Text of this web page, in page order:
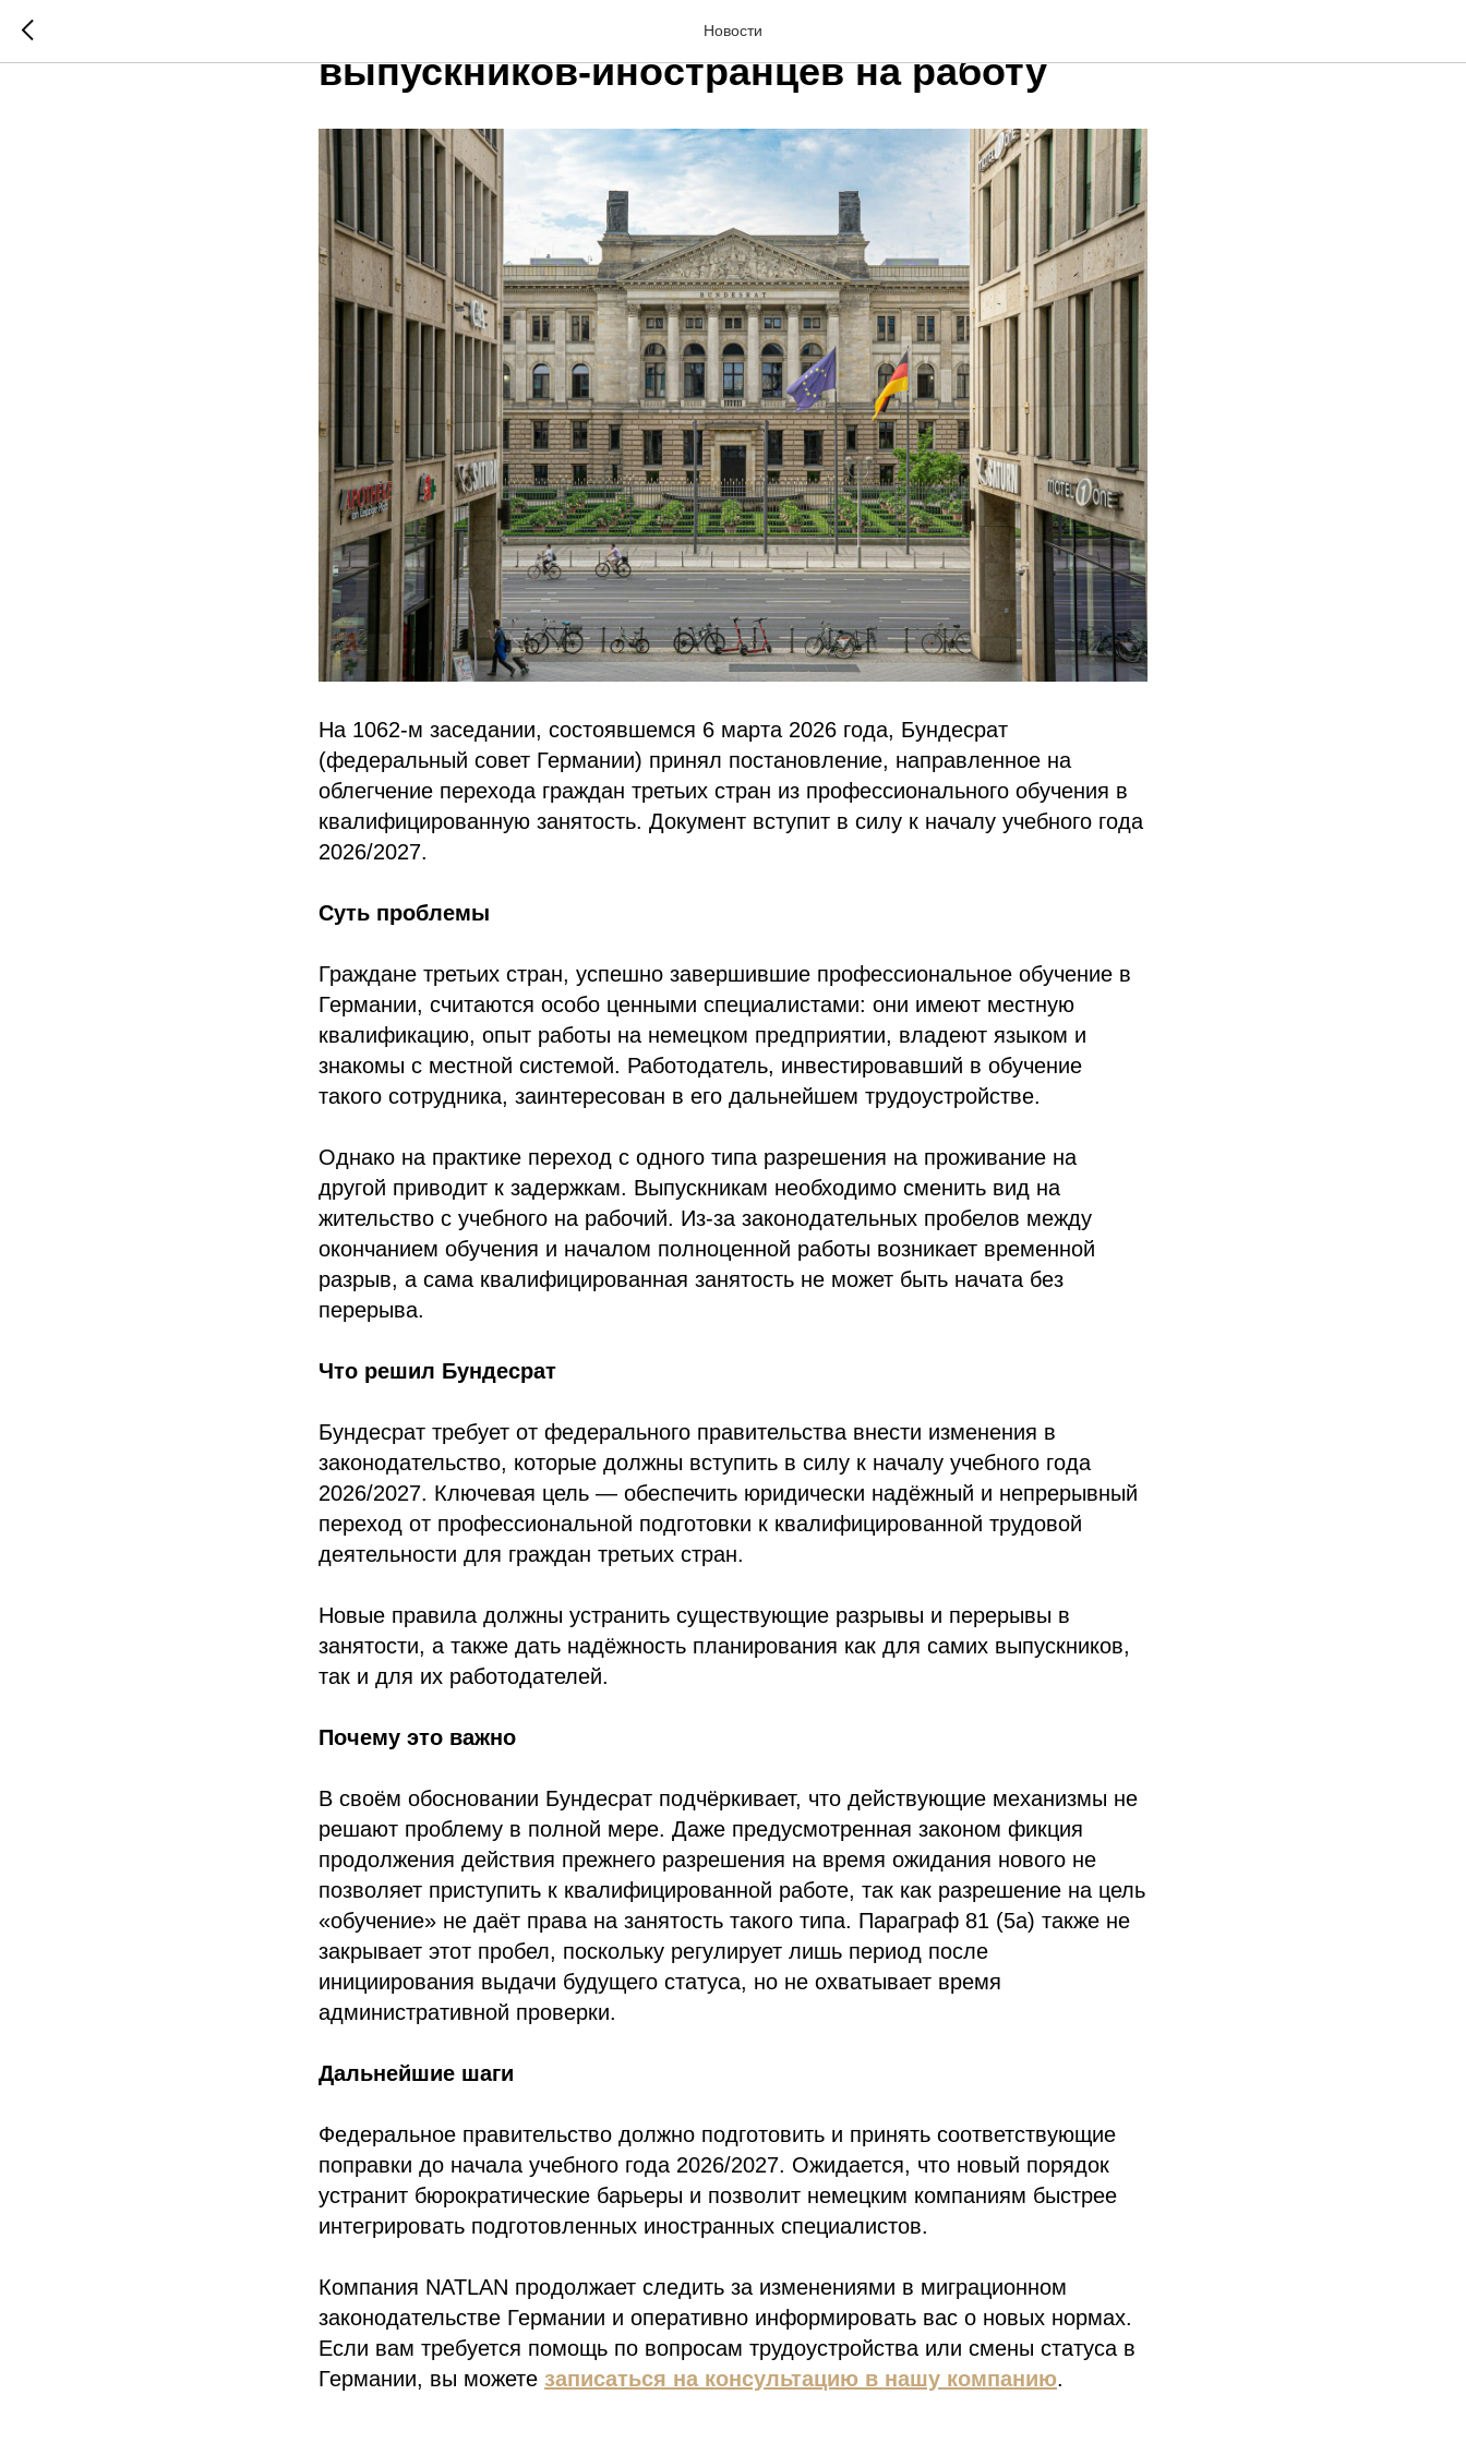
Новости
Германия упрощает процесс выхода
выпускников-иностранцев на работу
На 1062-м заседании, состоявшемся 6 марта 2026 года, Бундесрат
(федеральный совет Германии) принял постановление, направленное на
облегчение перехода граждан третьих стран из профессионального обучения в
квалифицированную занятость. Документ вступит в силу к началу учебного года
2026/2027.
Суть проблемы
Граждане третьих стран, успешно завершившие профессиональное обучение в
Германии, считаются особо ценными специалистами: они имеют местную
квалификацию, опыт работы на немецком предприятии, владеют языком и
знакомы с местной системой. Работодатель, инвестировавший в обучение
такого сотрудника, заинтересован в его дальнейшем трудоустройстве.
Однако на практике переход с одного типа разрешения на проживание на
другой приводит к задержкам. Выпускникам необходимо сменить вид на
жительство с учебного на рабочий. Из-за законодательных пробелов между
окончанием обучения и началом полноценной работы возникает временной
разрыв, а сама квалифицированная занятость не может быть начата без
перерыва.
Что решил Бундесрат
Бундесрат требует от федерального правительства внести изменения в
законодательство, которые должны вступить в силу к началу учебного года
2026/2027. Ключевая цель — обеспечить юридически надёжный и непрерывный
переход от профессиональной подготовки к квалифицированной трудовой
деятельности для граждан третьих стран.
Новые правила должны устранить существующие разрывы и перерывы в
занятости, а также дать надёжность планирования как для самих выпускников,
так и для их работодателей.
Почему это важно
В своём обосновании Бундесрат подчёркивает, что действующие механизмы не
решают проблему в полной мере. Даже предусмотренная законом фикция
продолжения действия прежнего разрешения на время ожидания нового не
позволяет приступить к квалифицированной работе, так как разрешение на цель
«обучение» не даёт права на занятость такого типа. Параграф 81 (5a) также не
закрывает этот пробел, поскольку регулирует лишь период после
инициирования выдачи будущего статуса, но не охватывает время
административной проверки.
Дальнейшие шаги
Федеральное правительство должно подготовить и принять соответствующие
поправки до начала учебного года 2026/2027. Ожидается, что новый порядок
устранит бюрократические барьеры и позволит немецким компаниям быстрее
интегрировать подготовленных иностранных специалистов.
Компания NATLAN продолжает следить за изменениями в миграционном
законодательстве Германии и оперативно информировать вас о новых нормах.
Если вам требуется помощь по вопросам трудоустройства или смены статуса в
Германии, вы можете записаться на консультацию в нашу компанию.